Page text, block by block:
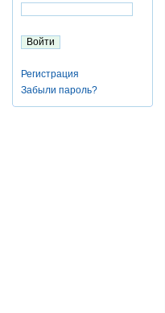
Регистрация
Забыли пароль?